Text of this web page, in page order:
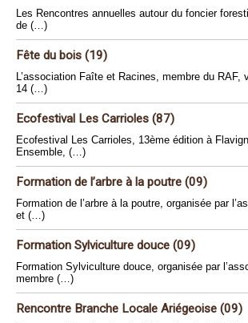
Les Rencontres annuelles autour du foncier
de (…)
Fête du bois (19)
L’association Faîte et Racines, membre du RAF,
14 (…)
Ecofestival Les Carrioles (87)
Ecofestival Les Carrioles, 13ème édition à
Ensemble, (…)
Formation de l’arbre à la poutre (09)
Formation de l’arbre à la poutre, organisée par
et (…)
Formation Sylviculture douce (09)
Formation Sylviculture douce, organisée par
membre (…)
Rencontre Branche Locale Ariégeoise (09)